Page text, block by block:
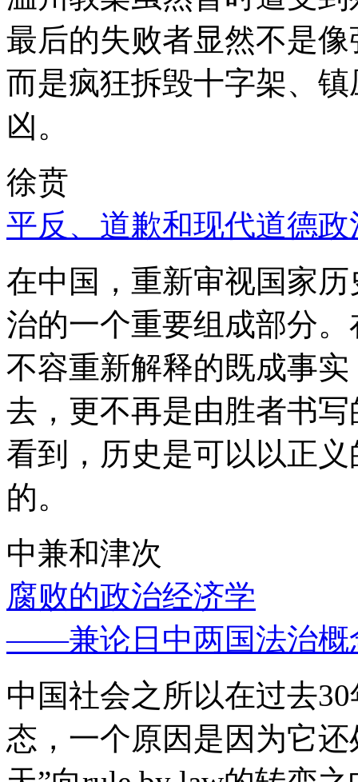
最后的失败者显然不是
而是疯狂拆毁十字架、
凶。
徐贲
平反、道歉和现代道德政
在中国，重新审视国家
治的一个重要组成部分
不容重新解释的既成事
去，更不再是由胜者书
看到，历史是可以以正
的。
中兼和津次
腐败的政治经济学
——兼论日中两国法治概
中国社会之所以在过去
态，一个原因是因为它